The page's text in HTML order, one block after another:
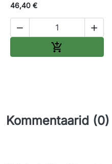
46,40 €
 

Kommentaarid (0)